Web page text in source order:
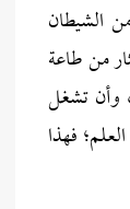
الشيطان
من طاعة
وأن تشغل
فهذا